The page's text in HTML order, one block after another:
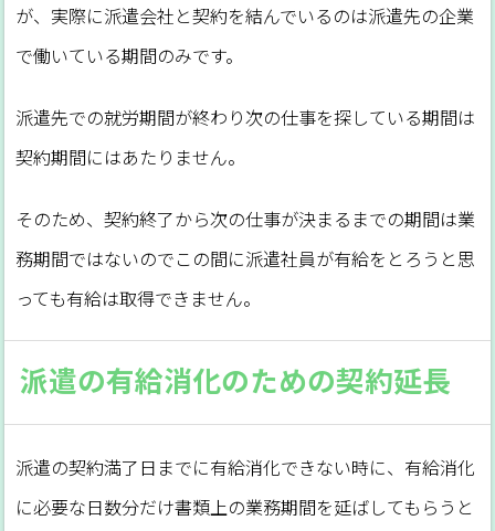
が、実際に派遣会社と契約を結んでいるのは派遣先の企業
で働いている期間のみです。
派遣先での就労期間が終わり次の仕事を探している期間は
契約期間にはあたりません。
そのため、契約終了から次の仕事が決まるまでの期間は業
務期間ではないのでこの間に派遣社員が有給をとろうと思
っても有給は取得できません。
派遣の有給消化のための契約延長
派遣の契約満了日までに有給消化できない時に、有給消化
に必要な日数分だけ書類上の業務期間を延ばしてもらうと